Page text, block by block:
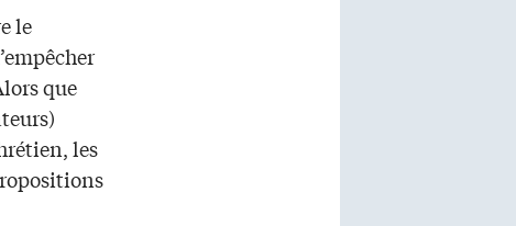
le
que
les